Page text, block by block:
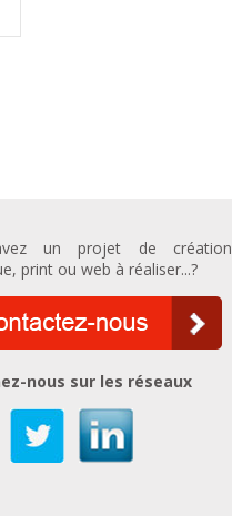
un projet de création
print ou web à réaliser...?
nous sur les réseaux